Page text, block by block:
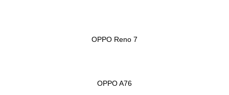
OPPO Reno 7
OPPO A76